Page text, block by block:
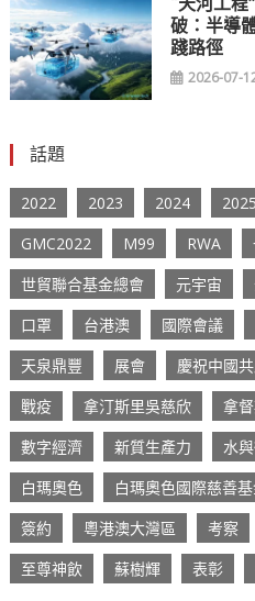
破：半導
踐路徑
2026-07-
話題
2022 2023 2024 2025
GMC2022
M99 RWA
世貿聯合基金總會
元宇宙
口罩
台港澳 國際會議
天泉鼎豐
展會 慶祝中國
戰疫
拿汀斯里吳慈欣 拿
數字經濟
新質生產力 水
白瑪奧色
白瑪奧色國際慈善
簽約
粵港澳大灣區 考察
至尊神飲
蘇樹輝 表彰